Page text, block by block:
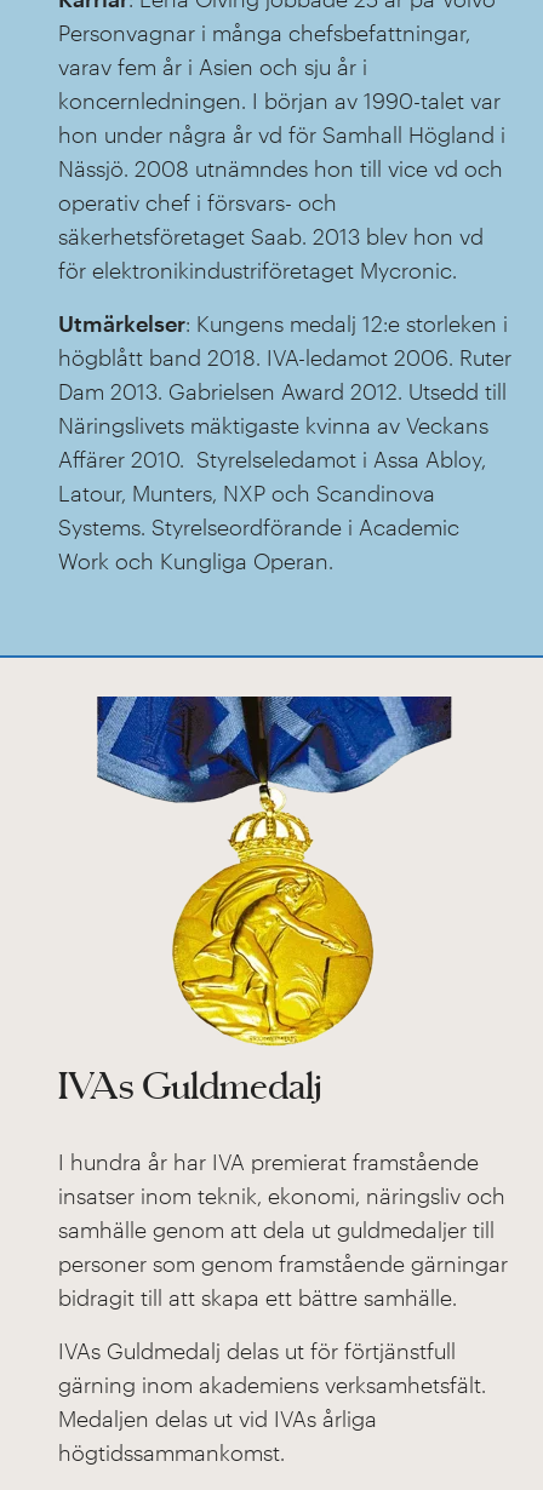
Personvagnar i många chefsbefattningar,
varav fem år i Asien och sju år i
koncernledningen. I början av 1990-talet var
hon under några år vd för Samhall Högland i
Nässjö. 2008 utnämndes hon till vice vd och
operativ chef i försvars- och
säkerhetsföretaget Saab. 2013 blev hon vd
för elektronikindustriföretaget Mycronic.
Utmärkelser: Kungens medalj 12:e storleken i
högblått band 2018. IVA-ledamot 2006. Ruter
Dam 2013. Gabrielsen Award 2012. Utsedd till
Näringslivets mäktigaste kvinna av Veckans
Affärer 2010. Styrelseledamot i Assa Abloy,
Latour, Munters, NXP och Scandinova
Systems. Styrelseordförande i Academic
Work och Kungliga Operan.
IVAs Guldmedalj
I hundra år har IVA premierat framstående
insatser inom teknik, ekonomi, näringsliv och
samhälle genom att dela ut guldmedaljer till
personer som genom framstående gärningar
bidragit till att skapa ett bättre samhälle.
IVAs Guldmedalj delas ut för förtjänstfull
gärning inom akademiens verksamhetsfält.
Medaljen delas ut vid IVAs årliga
högtidssammankomst.